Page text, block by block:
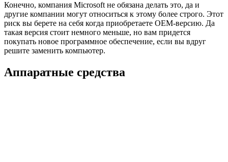
Конечно, компания Microsoft не обязана делать это, да и
другие компании могут относиться к этому более строго. Этот
риск вы берете на себя когда приобретаете OEM-версию. Да
такая версия стоит немного меньше, но вам придется
покупать новое программное обеспечение, если вы вдруг
решите заменить компьютер.
Аппаратные средства